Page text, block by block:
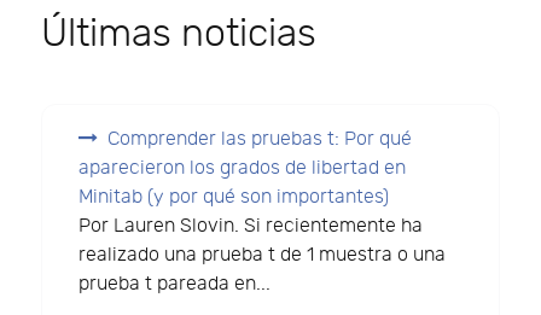
Últimas noticias
Comprender las pruebas t: Por qué
aparecieron los grados de libertad en
Minitab (y por qué son importantes)
Por Lauren Slovin. Si recientemente ha
realizado una prueba t de 1 muestra o una
prueba t pareada en...